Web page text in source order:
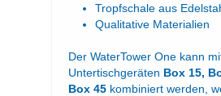
Tropfschale aus
Qualitative Materialien
Der WaterTower One kann
Untertischgeräten Box 15,
Box 45 kombiniert werden,